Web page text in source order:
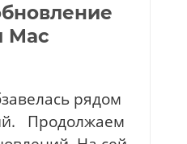
Mac
рядом
Продолжаем